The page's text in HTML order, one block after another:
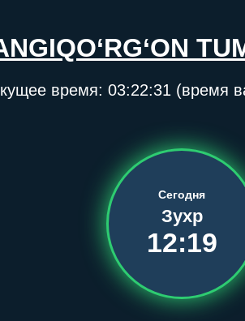
время: 03:22:31 (время
Сегодня
Зухр
12:19